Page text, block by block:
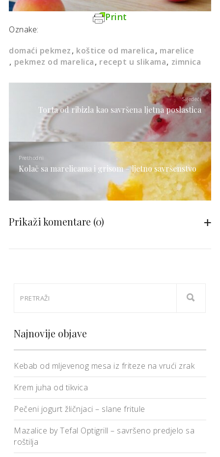
Print
Oznake:
domaći pekmez koštice od marelica marelice
pekmez od marelica recept u slikama zimnica
Sljedeći
Torta od ribizla kao savršena ljetna poslastica
Prethodni
Kolač sa marelicama i grisom – ljetno savršenstvo
Prikaži komentare (0)
Najnovije objave
Kebab od mljevenog mesa iz friteze na vrući zrak
Krem juha od tikvica
Pečeni jogurt žličnjaci – slane fritule
Mazalice by Tefal Optigrill – savršeno predjelo sa
roštilja